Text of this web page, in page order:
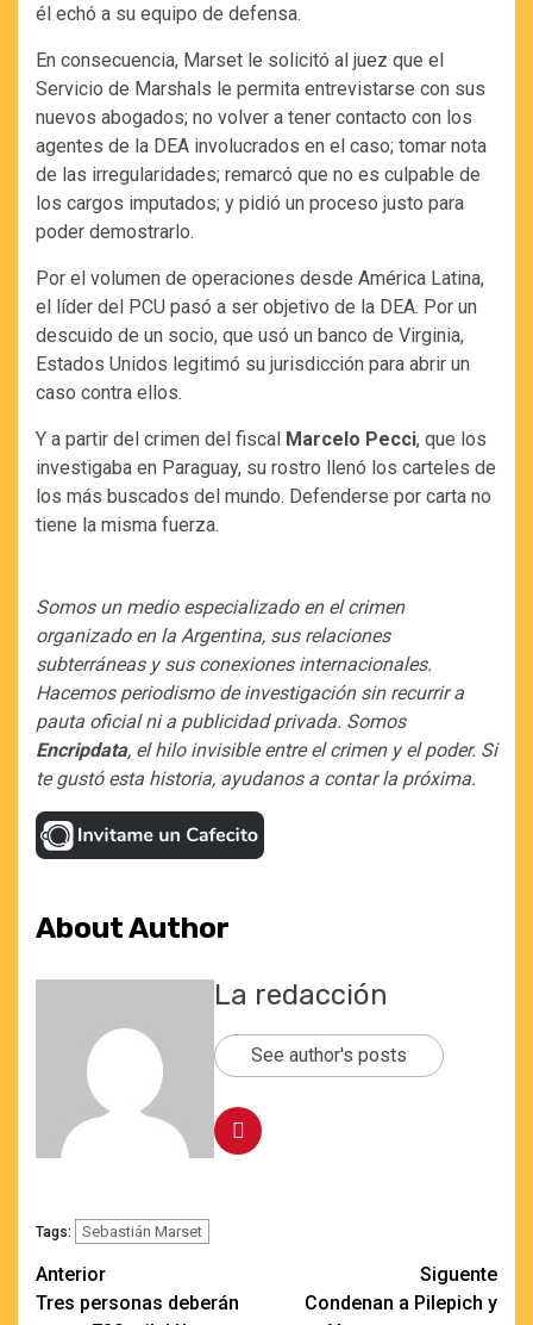
él echó a su equipo de defensa.
En consecuencia, Marset le solicitó al juez que el
Servicio de Marshals le permita entrevistarse con sus
nuevos abogados; no volver a tener contacto con los
agentes de la DEA involucrados en el caso; tomar nota
de las irregularidades; remarcó que no es culpable de
los cargos imputados; y pidió un proceso justo para
poder demostrarlo.
Por el volumen de operaciones desde América Latina,
el líder del PCU pasó a ser objetivo de la DEA. Por un
descuido de un socio, que usó un banco de Virginia,
Estados Unidos legitimó su jurisdicción para abrir un
caso contra ellos.
Y a partir del crimen del fiscal Marcelo Pecci, que los
investigaba en Paraguay, su rostro llenó los carteles de
los más buscados del mundo. Defenderse por carta no
tiene la misma fuerza.
Somos un medio especializado en el crimen
organizado en la Argentina, sus relaciones
subterráneas y sus conexiones internacionales.
Hacemos periodismo de investigación sin recurrir a
pauta oficial ni a publicidad privada. Somos
Encripdata, el hilo invisible entre el crimen y el poder. Si
te gustó esta historia, ayudanos a contar la próxima.
About Author
La redacción
See author's posts
Tags: Sebastián Marset
Navegación
Anterior
Tres personas deberán
Siguente
Condenan a Pilepich y